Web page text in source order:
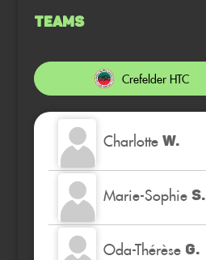
Teams
Crefelder HTC
Charlotte W.
Marie-Sophie S.
Oda-Thérèse G.